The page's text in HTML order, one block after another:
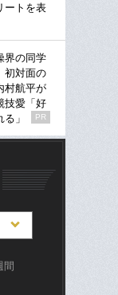
ートを表
界の同学
初対面の
村航平が
技愛「好
」
PR
間